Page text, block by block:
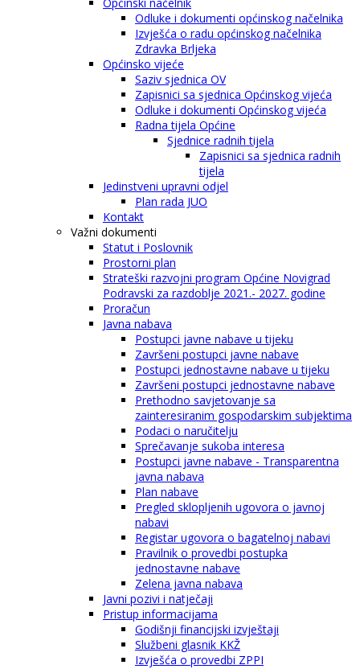
Odluke i dokumenti općinskog načelnika
Izvješća o radu općinskog načelnika
Zdravka Brljeka
Općinsko vijeće
Saziv sjednica OV
Zapisnici sa sjednica Općinskog vijeća
Odluke i dokumenti Općinskog vijeća
Radna tijela Općine
Sjednice radnih tijela
Zapisnici sa sjednica radnih
tijela
Jedinstveni upravni odjel
Plan rada JUO
Kontakt
Važni dokumenti
Statut i Poslovnik
Prostorni plan
Strateški razvojni program Općine Novigrad
Podravski za razdoblje 2021.- 2027. godine
Proračun
Javna nabava
Postupci javne nabave u tijeku
Završeni postupci javne nabave
Postupci jednostavne nabave u tijeku
Završeni postupci jednostavne nabave
Prethodno savjetovanje sa
zainteresiranim gospodarskim subjektima
Podaci o naručitelju
Sprečavanje sukoba interesa
Postupci javne nabave - Transparentna
javna nabava
Plan nabave
Pregled sklopljenih ugovora o javnoj
nabavi
Registar ugovora o bagatelnoj nabavi
Pravilnik o provedbi postupka
jednostavne nabave
Zelena javna nabava
Javni pozivi i natječaji
Pristup informacijama
Godišnji financijski izvještaji
Službeni glasnik KKŽ
Izvješća o provedbi ZPPI